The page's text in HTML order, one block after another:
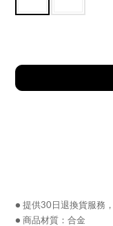
● 提供30日退換貨服務
● 商品材質：合金